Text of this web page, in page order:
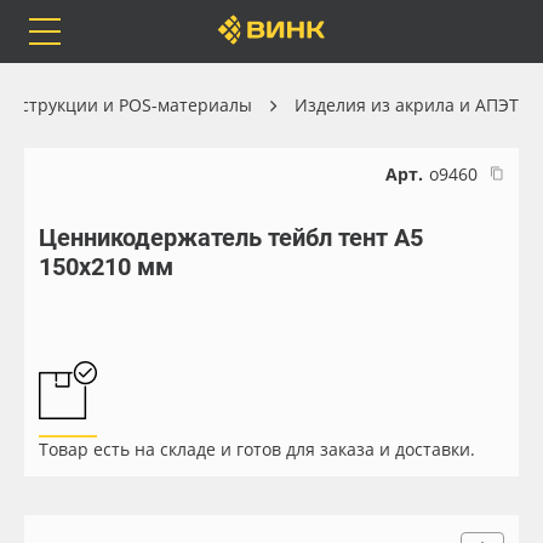
Каталог
Бренды
Доставка
Весь каталог
Самоклеящиеся плёнки
Листовые материалы
и POS-материалы Изделия из акрила и АПЭТ
Арт. о9460
Ценникодержатель тейбл тент A5
150х210 мм
Товар есть на складе и готов для заказа и доставки.